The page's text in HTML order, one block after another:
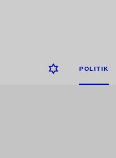
POLITIK